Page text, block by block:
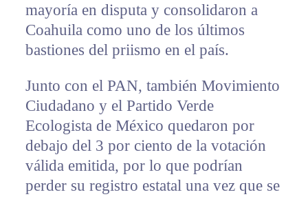
mayoría en disputa y consolidaron a
Coahuila como uno de los últimos
bastiones del priismo en el país.
Junto con el PAN, también Movimiento
Ciudadano y el Partido Verde
Ecologista de México quedaron por
debajo del 3 por ciento de la votación
válida emitida, por lo que podrían
perder su registro estatal una vez que se